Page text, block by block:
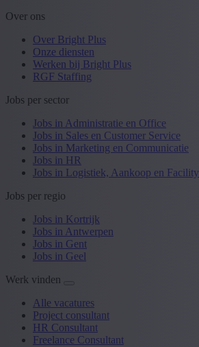
Over ons
Over Bright Plus
Onze diensten
Werken bij Bright Plus
RGF Staffing
Jobs per sector
Jobs in Administratie en Office
Jobs in Sales en Customer Service
Jobs in Marketing en Communicatie
Jobs in HR
Jobs in Logistiek, Aankoop en Facility
Jobs per regio
Jobs in Kortrijk
Jobs in Antwerpen
Jobs in Gent
Jobs in Geel
Werk vinden
Alle vacatures
Project consultant
HR Consultant
Freelance Consultant